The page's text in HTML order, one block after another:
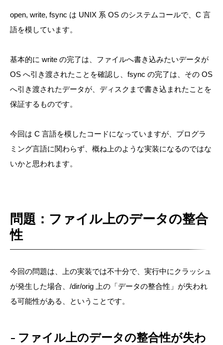
open, write, fsync は UNIX 系 OS のシステムコールで、C 言
語を模しています。
基本的に write の完了は、ファイルへ書き込みたいデータが
OS へ引き渡されたことを確認し、fsync の完了は、その OS
へ引き渡されたデータが、ディスクまで書き込まれたことを
保証するものです。
今回は C 言語を模したコードになっていますが、プログラ
ミング言語に関わらず、概ね上のような実装になるのではな
いかと思われます。
問題：ファイル上のデータの整合
性
今回の問題は、上の実装では不十分で、実行中にクラッシュ
が発生した場合、/dir/orig 上の「データの整合性」が失われ
る可能性がある、ということです。
ファイル上のデータの整合性が失わ